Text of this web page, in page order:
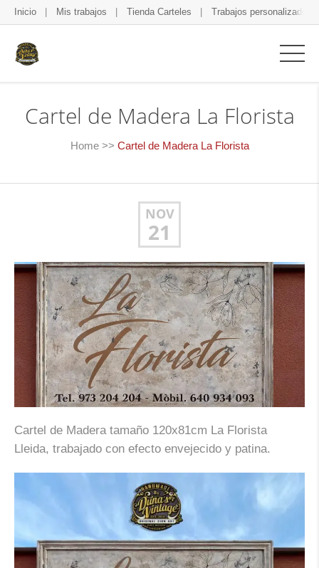
Inicio Mis trabajos Tienda Carteles Trabajos personalizados
Cartel de Madera La Florista
Home >> Cartel de Madera La Florista
NOV
21
Cartel de Madera tamaño 120x81cm La Florista
Lleida, trabajado con efecto envejecido y patina.